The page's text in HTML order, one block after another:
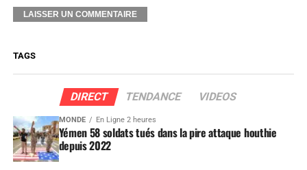
TAGS
DIRECT TENDANCE VIDEOS
MONDE En Ligne 2 heures
Yémen 58 soldats tués dans la pire attaque houthie
depuis 2022